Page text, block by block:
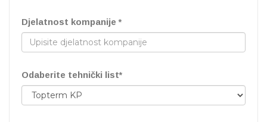
Djelatnost kompanije *
Odaberite tehnički list*